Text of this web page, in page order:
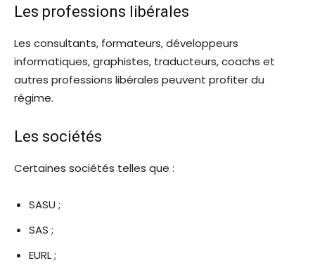
Les professions libérales
Les consultants, formateurs, développeurs
informatiques, graphistes, traducteurs, coachs et
autres professions libérales peuvent profiter du
régime.
Les sociétés
Certaines sociétés telles que :
SASU ;
SAS ;
EURL ;